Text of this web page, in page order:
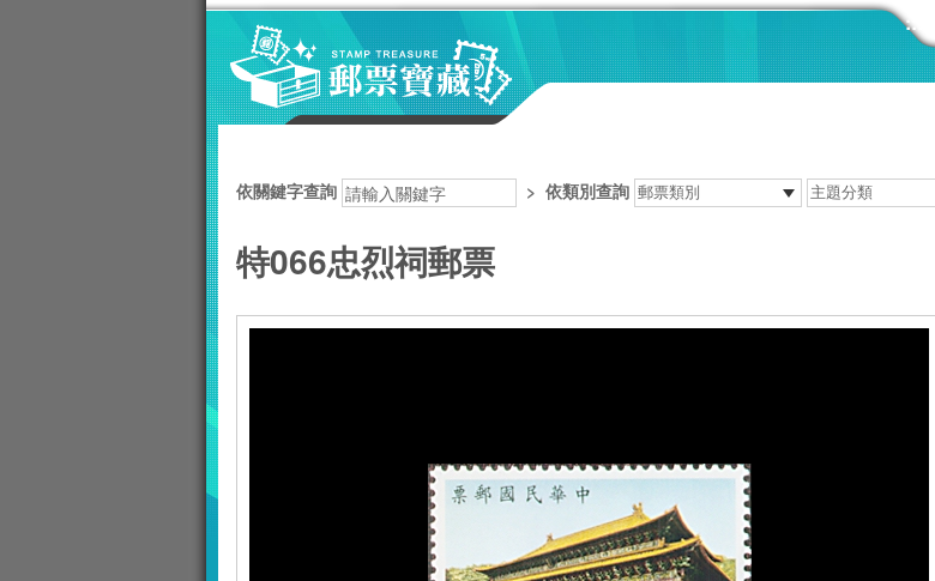
:::
依關鍵字查詢 > 依類別查詢
特066忠烈祠郵票